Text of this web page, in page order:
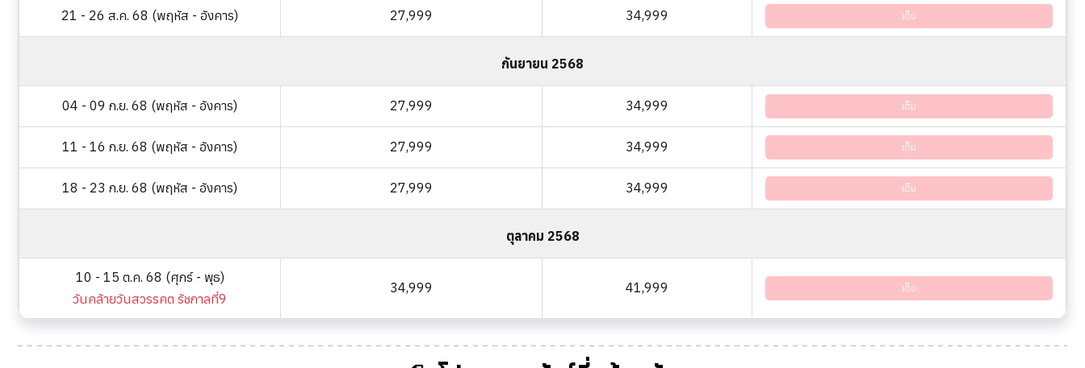
21 - 26 ส.ค. 68 (พฤหัส - อังคาร) 27,999 34,999 เต็ม
กันยายน 2568
04 - 09 ก.ย. 68 (พฤหัส - อังคาร) 27,999 34,999 เต็ม
11 - 16 ก.ย. 68 (พฤหัส - อังคาร) 27,999 34,999 เต็ม
18 - 23 ก.ย. 68 (พฤหัส - อังคาร) 27,999 34,999 เต็ม
ตุลาคม 2568
10 - 15 ต.ค. 68 (ศุกร์ - พุธ)
วันคล้ายวันสวรรคต รัชกาลที่9
34,999 41,999 เต็ม